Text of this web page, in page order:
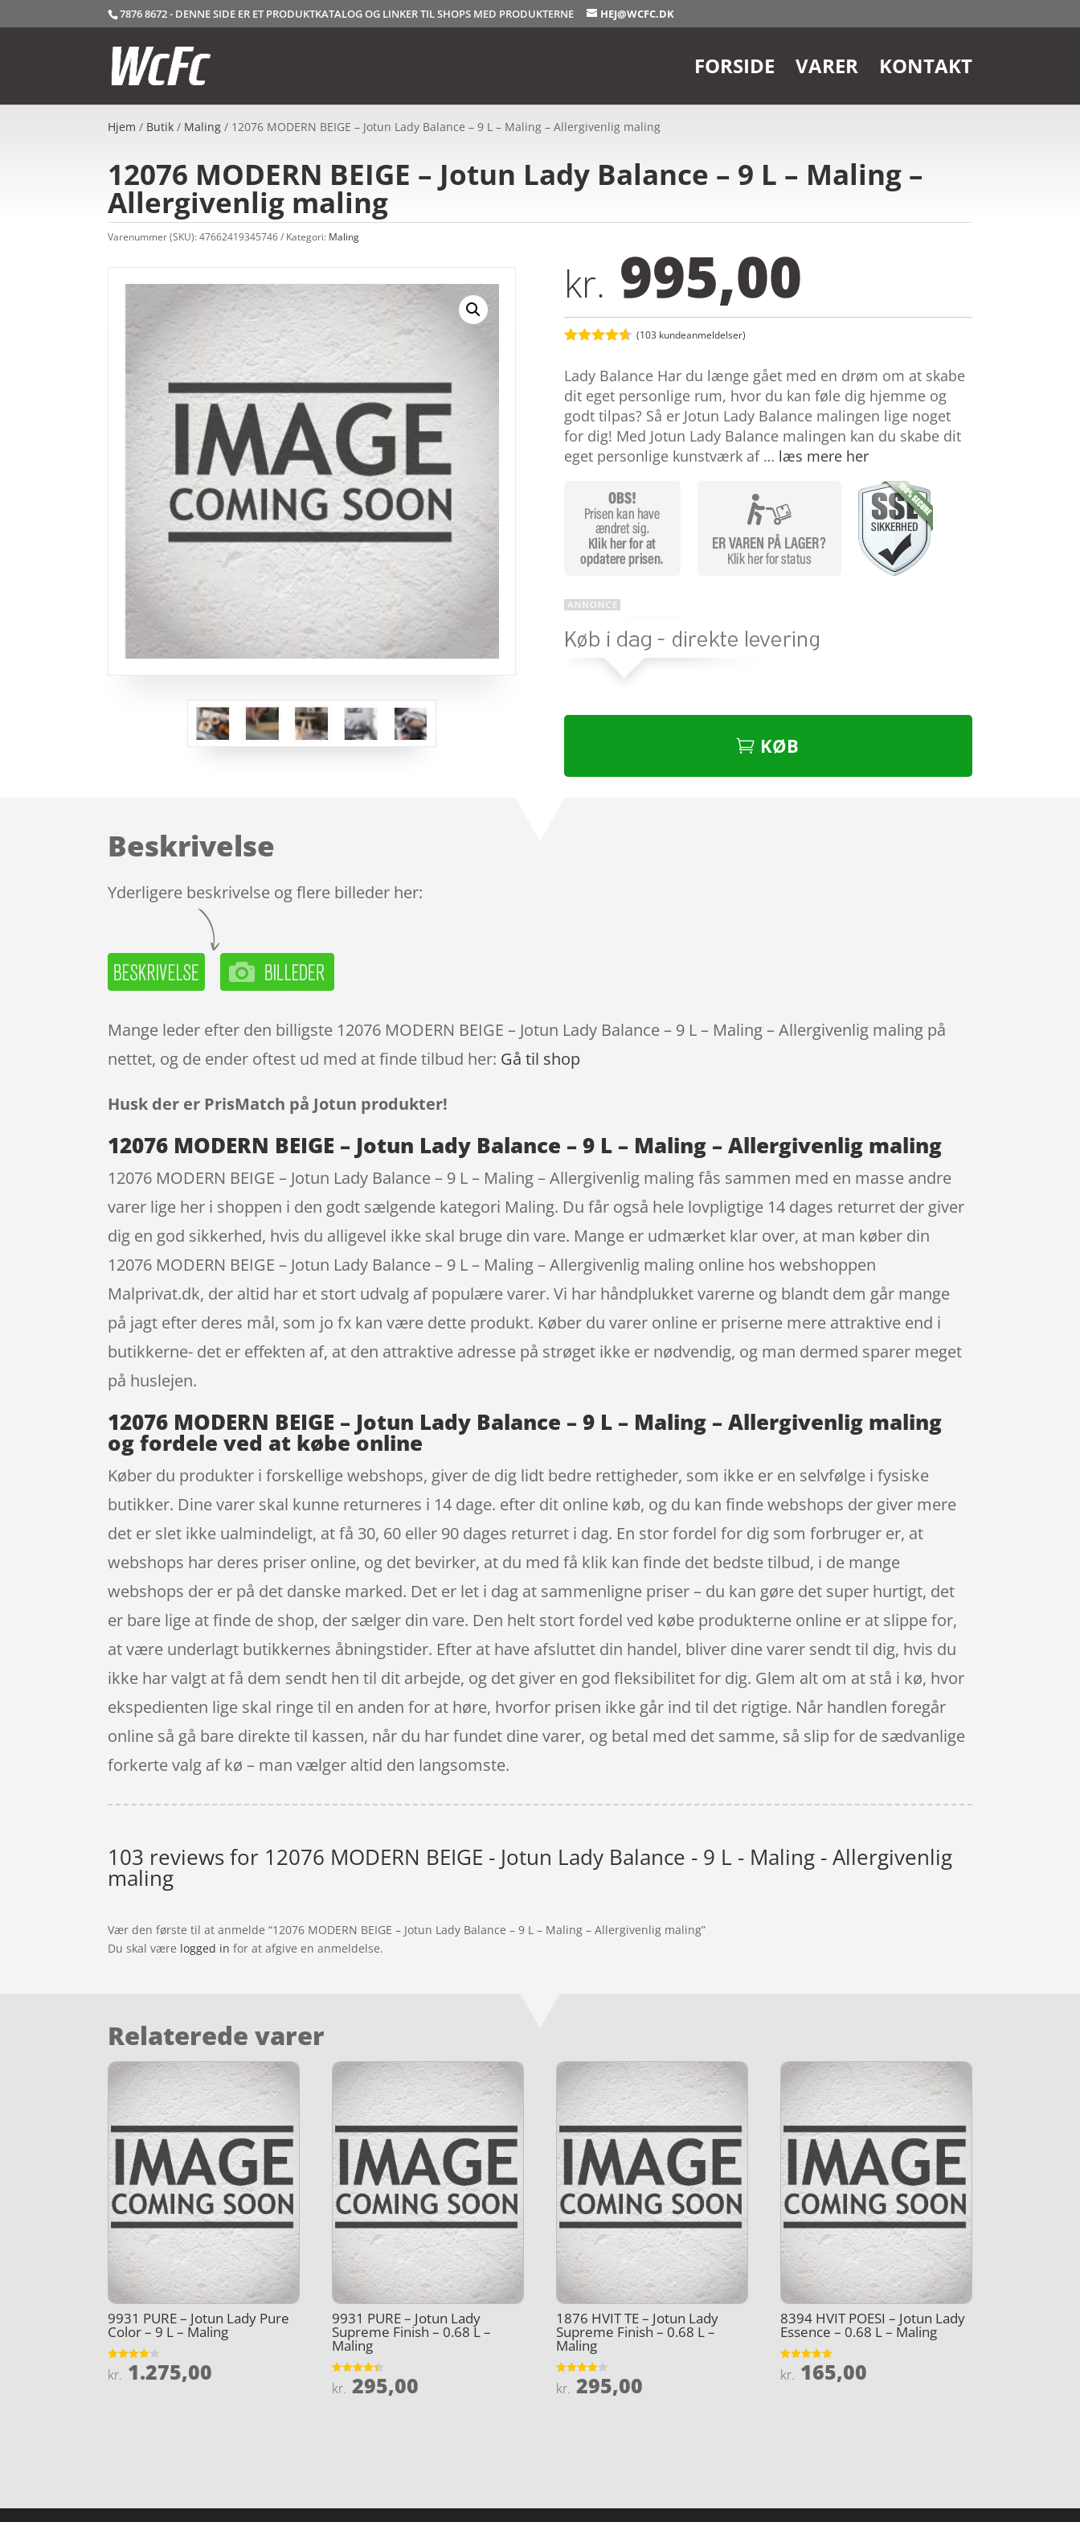
7876 8672 - DENNE SIDE ER ET PRODUKTKATALOG OG LINKER TIL SHOPS MED PRODUKTERNE HEJ@WCFC.DK
FORSIDE VARER KONTAKT
Hjem / Butik / Maling / 12076 MODERN BEIGE – Jotun Lady Balance – 9 L – Maling – Allergivenlig maling
12076 MODERN BEIGE – Jotun Lady Balance – 9 L – Maling –
Allergivenlig maling
Varenummer (SKU):47662419345746 Kategori: Maling
kr. 995,00
ud af 5
baseret på
kundebedø
mmelser
(103 kundeanmeldelser)
Lady Balance Har du længe gået med en drøm om at skabe
dit eget personlige rum, hvor du kan føle dig hjemme og
godt tilpas? Så er Jotun Lady Balance malingen lige noget
for dig! Med Jotun Lady Balance malingen kan du skabe dit
eget personlige kunstværk af … læs mere her
KØB
Beskrivelse
Yderligere beskrivelse og flere billeder her:
Mange leder efter den billigste 12076 MODERN BEIGE – Jotun Lady Balance – 9 L – Maling – Allergivenlig maling på
nettet, og de ender oftest ud med at finde tilbud her: Gå til shop
Husk der er PrisMatch på Jotun produkter!
12076 MODERN BEIGE – Jotun Lady Balance – 9 L – Maling – Allergivenlig maling
12076 MODERN BEIGE – Jotun Lady Balance – 9 L – Maling – Allergivenlig maling fås sammen med en masse andre
varer lige her i shoppen i den godt sælgende kategori Maling. Du får også hele lovpligtige 14 dages returret der giver
dig en god sikkerhed, hvis du alligevel ikke skal bruge din vare. Mange er udmærket klar over, at man køber din
12076 MODERN BEIGE – Jotun Lady Balance – 9 L – Maling – Allergivenlig maling online hos webshoppen
Malprivat.dk, der altid har et stort udvalg af populære varer. Vi har håndplukket varerne og blandt dem går mange
på jagt efter deres mål, som jo fx kan være dette produkt. Køber du varer online er priserne mere attraktive end i
butikkerne- det er effekten af, at den attraktive adresse på strøget ikke er nødvendig, og man dermed sparer meget
på huslejen.
12076 MODERN BEIGE – Jotun Lady Balance – 9 L – Maling – Allergivenlig maling
og fordele ved at købe online
Køber du produkter i forskellige webshops, giver de dig lidt bedre rettigheder, som ikke er en selvfølge i fysiske
butikker. Dine varer skal kunne returneres i 14 dage. efter dit online køb, og du kan finde webshops der giver mere
det er slet ikke ualmindeligt, at få 30, 60 eller 90 dages returret i dag. En stor fordel for dig som forbruger er, at
webshops har deres priser online, og det bevirker, at du med få klik kan finde det bedste tilbud, i de mange
webshops der er på det danske marked. Det er let i dag at sammenligne priser – du kan gøre det super hurtigt, det
er bare lige at finde de shop, der sælger din vare. Den helt stort fordel ved købe produkterne online er at slippe for,
at være underlagt butikkernes åbningstider. Efter at have afsluttet din handel, bliver dine varer sendt til dig, hvis du
ikke har valgt at få dem sendt hen til dit arbejde, og det giver en god fleksibilitet for dig. Glem alt om at stå i kø, hvor
ekspedienten lige skal ringe til en anden for at høre, hvorfor prisen ikke går ind til det rigtige. Når handlen foregår
online så gå bare direkte til kassen, når du har fundet dine varer, og betal med det samme, så slip for de sædvanlige
forkerte valg af kø – man vælger altid den langsomste.
103 reviews for 12076 MODERN BEIGE - Jotun Lady Balance - 9 L - Maling - Allergivenlig
maling
Vær den første til at anmelde “12076 MODERN BEIGE – Jotun Lady Balance – 9 L – Maling – Allergivenlig maling”
Du skal være logged in for at afgive en anmeldelse.
Relaterede varer
9931 PURE – Jotun Lady Pure
Color – 9 L – Maling
Vurderet
4
kr. 1.275,00
9931 PURE – Jotun Lady
Supreme Finish – 0.68 L –
Maling
Vurderet
4.4
kr. 295,00
1876 HVIT TE – Jotun Lady
Supreme Finish – 0.68 L –
Maling
Vurderet
3.9
kr. 295,00
8394 HVIT POESI – Jotun Lady
Essence – 0.68 L – Maling
Vurderet
4.9
kr. 165,00